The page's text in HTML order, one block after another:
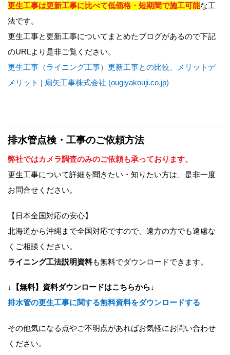
更生工事は更新工事に比べて低価格・短期間で施工可能な工
法です。
更生工事と更新工事についてまとめたブログがあるので下記
のURLより是非ご覧ください。
更生工事（ライニング工事）更新工事との比較、メリットデ
メリット | 扇矢工事株式会社 (ougiyakouji.co.jp)
排水管点検・工事のご依頼方法
弊社ではカメラ調査のみのご依頼も承っております。
更生工事について詳細を聞きたい・知りたい方は、是非一度
お問合せください。
【日本全国対応の安心】
北海道から沖縄まで全国対応ですので、遠方の方でも遠慮な
くご相談ください。
ライニング工法説明資料も無料でダウンロードできます。
↓【無料】資料ダウンロードはこちらから↓
排水管の更生工事に関する無料資料をダウンロードする
その他気になる点やご不明点があればお気軽にお問い合わせ
ください。